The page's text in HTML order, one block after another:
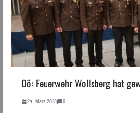
Oö: Feuerwehr Wollsberg hat
24. März 2018 0